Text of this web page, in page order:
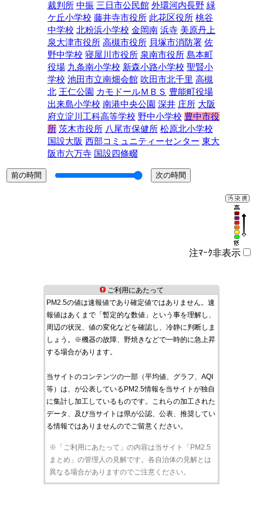
裁判所 中振 三日市公民館 外環河内長野 緑
ケ丘小学校 藤井寺市役所 此花区役所 桃谷
中学校 北粉浜小学校 金岡南 浜寺 美原丹上
泉大津市役所 高槻市役所 貝塚市消防署 佐
野中学校 寝屋川市役所 泉南市役所 島本町
役場 九条南小学校 新森小路小学校 聖賢小
学校 池田市立南畑会館 吹田市北千里 高槻
北 王仁公園 カモドールＭＢＳ 豊能町役場
出来島小学校 南港中央公園 深井 庄所 大阪
府立淀川工科高等学校 野中小学校 豊中市役
所 茨木市役所 八尾市保健所 松原北小学校
国設大阪 西部コミュニティーセンター 東大
阪市六万寺 国設四條畷
注ﾏｰｸ非表示
ご利用にあたって
PM2.5の値は速報値であり確定値ではありません。速
報値はあくまで「暫定的な数値」という事を理解し、
周辺の状況、値の変化などを確認し、冷静に判断しま
しょう。※機器の故障、野焼きなどで一時的に急上昇
する場合があります。
当サイトのコンテンツの一部（平均値、グラフ、AQI
等）は、が公表しているPM2.5情報を当サイトが独自
に集計し加工しているものです。これらの加工された
データ、及び当サイトは県が公認、公表、推奨してい
る情報ではありませんのでご留意ください。
※「ご利用にあたって」の内容は当サイト「PM2.5
まとめ」の管理人の見解です。各自治体の見解とは
異なる場合がありますのでご注意ください。